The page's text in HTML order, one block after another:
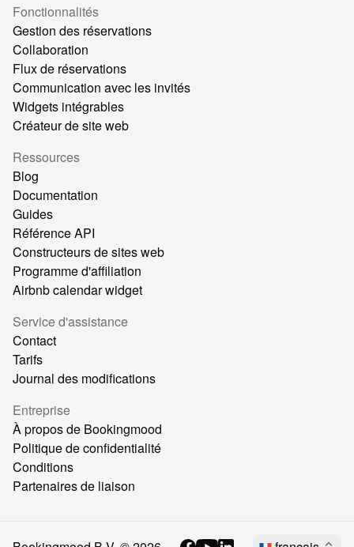
Fonctionnalités
Gestion des réservations
Collaboration
Flux de réservations
Communication avec les invités
Widgets intégrables
Créateur de site web
Ressources
Blog
Documentation
Guides
Référence API
Constructeurs de sites web
Programme d'affiliation
Airbnb calendar widget
Service d'assistance
Contact
Tarifs
Journal des modifications
Entreprise
À propos de Bookingmood
Politique de confidentialité
Conditions
Partenaires de liaison